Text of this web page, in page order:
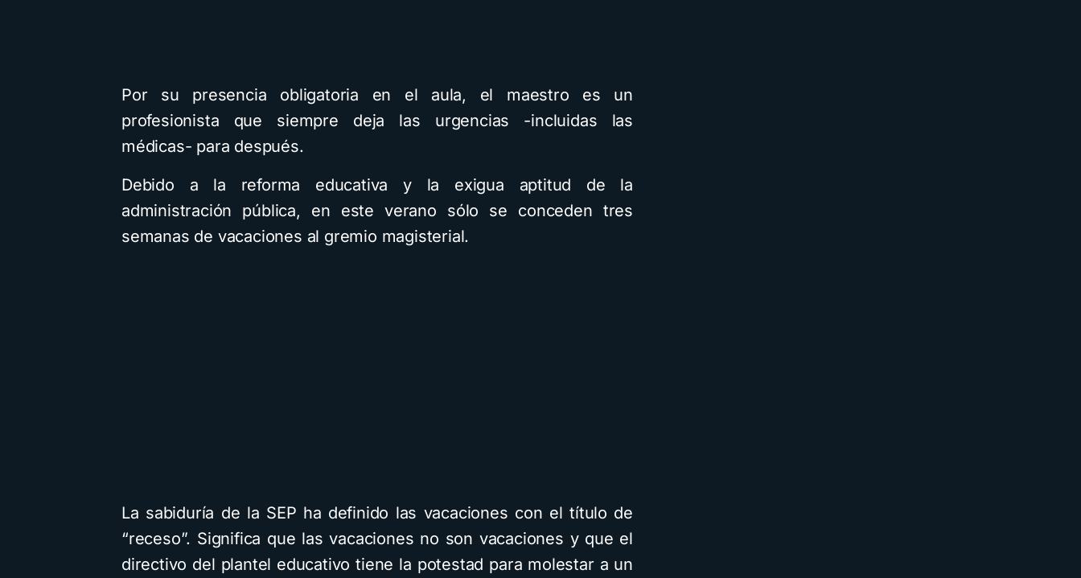
Por su presencia obligatoria en el aula, el maestro es un
profesionista que siempre deja las urgencias -incluidas las
médicas- para después.
Debido a la reforma educativa y la exigua aptitud de la
administración pública, en este verano sólo se conceden tres
semanas de vacaciones al gremio magisterial.
La sabiduría de la SEP ha definido las vacaciones con el título de
“receso”. Significa que las vacaciones no son vacaciones y que el
directivo del plantel educativo tiene la potestad para molestar a un